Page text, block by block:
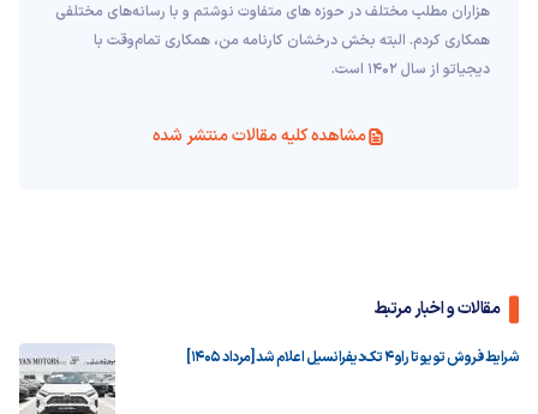
هزاران مطلب مختلف در حوزه های متفاوت نوشتم و با رسانه‌های مختلفی
همکاری کردم. البته بخش درخشان کارنامه من، همکاری تمام‌وقت با
دیجیاتو از سال 1402 است.
مشاهده کلیه مقالات منتشر شده
مقالات و اخبار مرتبط
شرایط فروش تویوتا راو ۴ تک‌دیفرانسیل اعلام شد [مرداد ۱۴۰۵]